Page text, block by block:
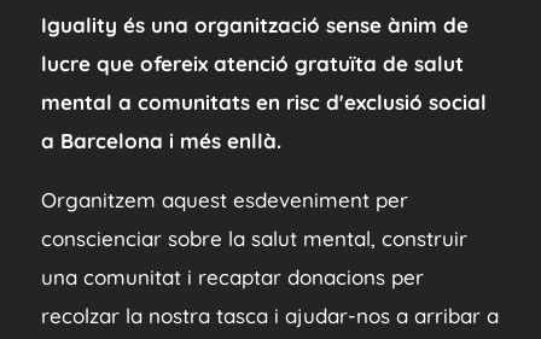
Iguality és una organització sense ànim de
lucre que ofereix atenció gratuïta de salut
mental a comunitats en risc d'exclusió social
a Barcelona i més enllà.
Organitzem aquest esdeveniment per
conscienciar sobre la salut mental, construir
una comunitat i recaptar donacions per
recolzar la nostra tasca i ajudar-nos a arribar a